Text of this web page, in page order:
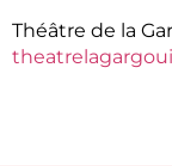
Théâtre de la